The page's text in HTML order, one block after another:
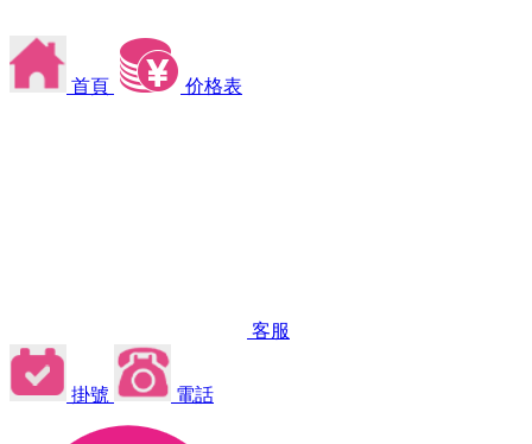
首頁 价格表
客服
掛號 電話